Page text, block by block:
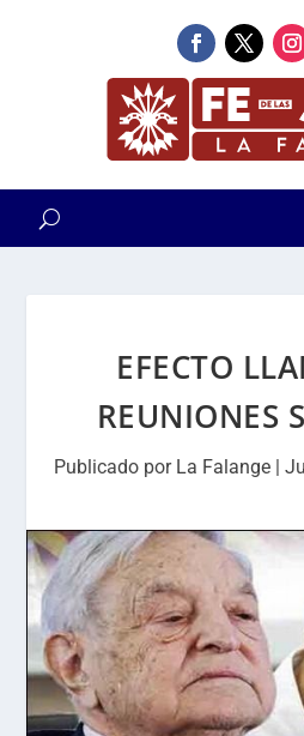
EFECTO
REUNIONES
Publicado por La Falange|